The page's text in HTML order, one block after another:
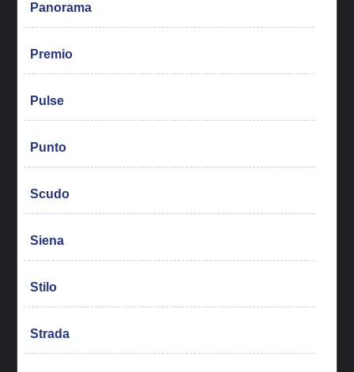
Panorama
Premio
Pulse
Punto
Scudo
Siena
Stilo
Strada